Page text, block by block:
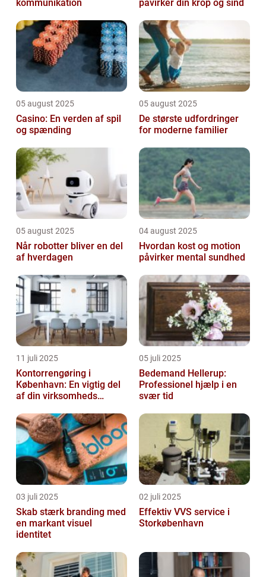
kommunikation påvirker din krop og sind
05 august 2025
Casino: En verden af spil
og spænding
05 august 2025
De største udfordringer
for moderne familier
05 august 2025
Når robotter bliver en del
af hverdagen
04 august 2025
Hvordan kost og motion
påvirker mental sundhed
11 juli 2025
Kontorrengøring i
København: En vigtig del
af din virksomheds
05 juli 2025
Bedemand Hellerup:
Professionel hjælp i en
svær tid
03 juli 2025
Skab stærk branding med
en markant visuel
identitet
02 juli 2025
Effektiv VVS service i
Storkøbenhavn